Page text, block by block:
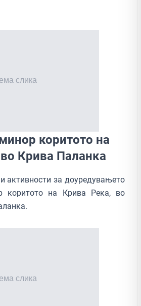
коритото на
Крива Паланка
активности за доуредувањето
коритото на Крива Река, во